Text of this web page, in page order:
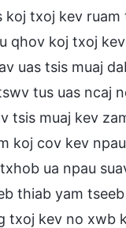
koj txoj kev
qhov koj txoj
uas tsis muaj
tus uas ncaj
tsis muaj kev
koj cov kev
ua npau
thiab yam
txoj kev no xwb